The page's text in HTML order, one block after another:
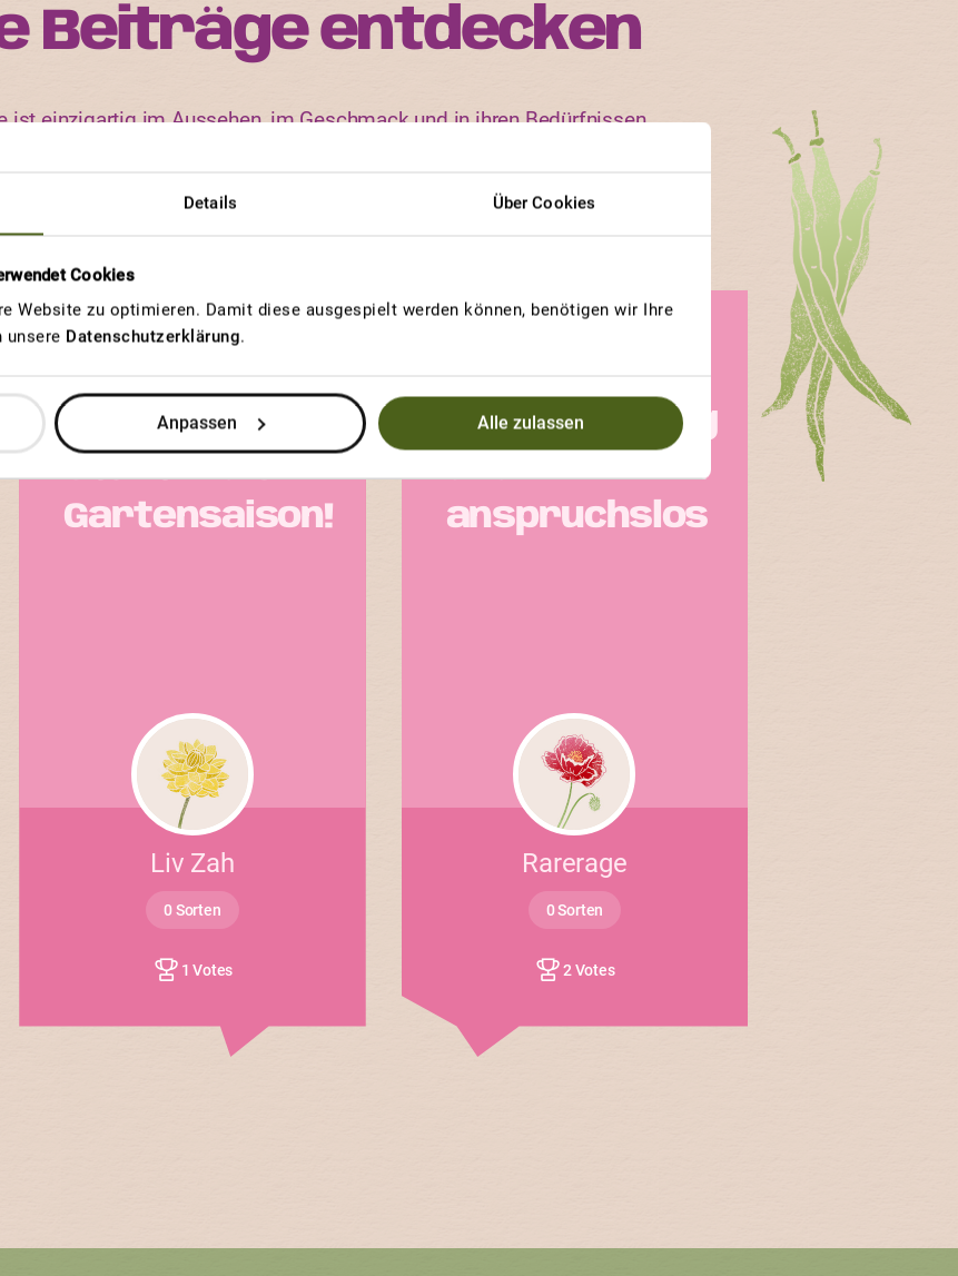
Details Über Cookies
Cookies
Website zu optimieren. Damit diese ausgespielt werden können, benötigen wir Ihre
unsere Datenschutzerklärung.
Anpassen Alle zulassen
Beiträge entdecken
ist einzigartig im Aussehen, im Geschmack und in ihren Bedürfnissen.
viel Freude haben.
GEWINNERBEITRAG
Der perfekte
Start in die
Gartensaison!
Liv Zah
0 Sorten
1 Votes
Süss, fruchtig
und
anspruchslos
Rarerage
0 Sorten
2 Votes